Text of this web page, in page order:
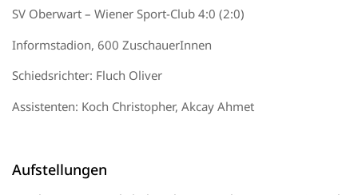
SV Oberwart – Wiener Sport-Club 4:0 (2:0)
Informstadion, 600 ZuschauerInnen
Schiedsrichter: Fluch Oliver
Assistenten: Koch Christopher, Akcay Ahmet
Aufstellungen